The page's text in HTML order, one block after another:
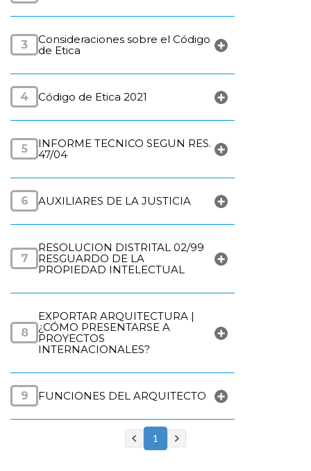
3
Consideraciones sobre el Código
de Etica
4 Código de Etica 2021
5
INFORME TECNICO SEGUN RES.
47/04
6 AUXILIARES DE LA JUSTICIA
7
RESOLUCION DISTRITAL 02/99
RESGUARDO DE LA
PROPIEDAD INTELECTUAL
8
EXPORTAR ARQUITECTURA |
¿CÓMO PRESENTARSE A
PROYECTOS
INTERNACIONALES?
9 FUNCIONES DEL ARQUITECTO
1